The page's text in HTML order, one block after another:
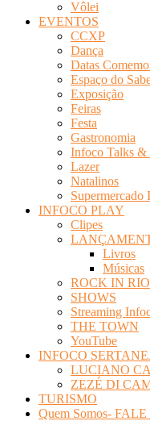
Vôlei
EVENTOS
CCXP
Dança
Datas
Espaço do
Exposição
Feiras
Festa
Gastronomia
Infoco Talks &
Lazer
Natalinos
Supermercado
INFOCO PLAY
Clipes
Livros
Músicas
ROCK IN RIO
SHOWS
Streaming
THE TOWN
YouTube
INFOCO
LUCIANO
ZEZÉ DI
TURISMO
Quem Somos-